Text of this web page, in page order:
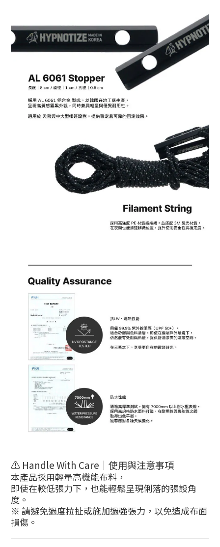
⚠️ Handle With Care｜使用與注意事項
本產品採用輕量高機能布料，
即使在較低張力下，也能輕鬆呈現俐落的張設角
度。
※ 請避免過度拉扯或施加過強張力，以免造成布面
損傷。